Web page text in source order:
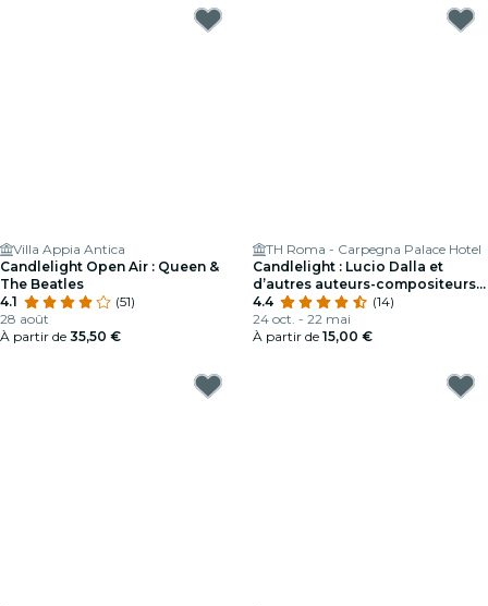
Villa Appia Antica
Candlelight Open Air : Queen &
The Beatles
4.1
(51)
28 août
À partir de 35,50 €
TH Roma - Carpegna Palace Hotel
Candlelight : Lucio Dalla et
d’autres auteurs-compositeurs
italiens
4.4
(14)
24 oct. - 22 mai
À partir de 15,00 €